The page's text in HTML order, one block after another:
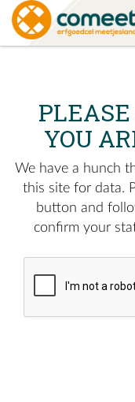
YOU
We have a hunch
this site for data.
button and
confirm your